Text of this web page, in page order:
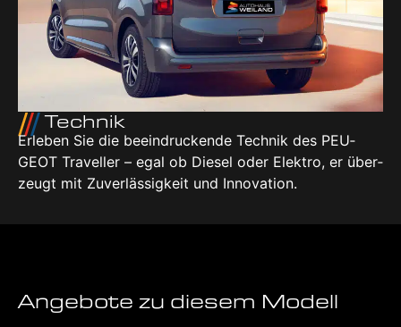
Tech­nik
Erle­ben Sie die beein­dru­cken­de Tech­nik des PEU­
GEOT Tra­vel­ler – egal ob Die­sel oder Elek­tro, er über­
zeugt mit Zuver­läs­sig­keit und Inno­va­ti­on.
Angebote zu diesem Modell